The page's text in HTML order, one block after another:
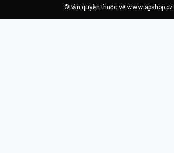
©Bản quyền thuộc về www.apshop.cz